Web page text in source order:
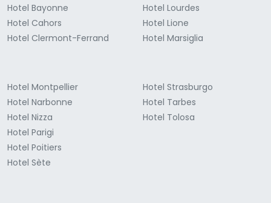
Hotel Bayonne
Hotel Cahors
Hotel Clermont-Ferrand
Hotel Lourdes
Hotel Lione
Hotel Marsiglia
Hotel Montpellier
Hotel Narbonne
Hotel Nizza
Hotel Parigi
Hotel Poitiers
Hotel Sète
Hotel Strasburgo
Hotel Tarbes
Hotel Tolosa